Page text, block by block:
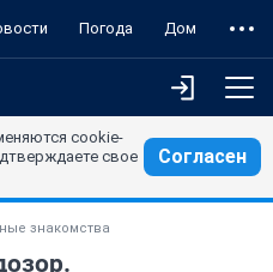
Погода Дом
cookie-
свое
Согласен